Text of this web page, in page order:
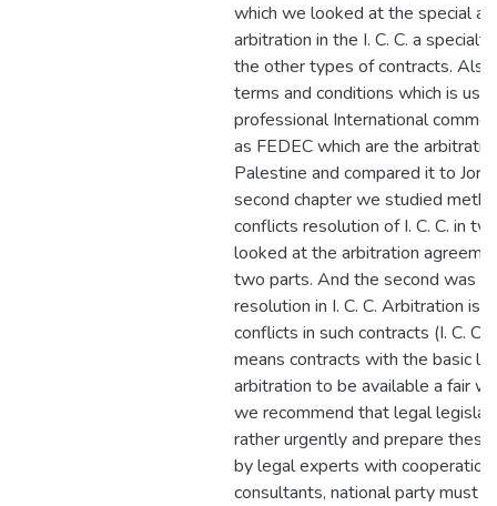
which we looked at the special
arbitration in the I. C. C. a
the other types of contracts.
terms and conditions which is
professional International
as FEDEC which are the
Palestine and compared it to
second chapter we studied
conflicts resolution of I. C. C. in
looked at the arbitration
two parts. And the second was
resolution in I. C. C. Arbitration is
conflicts in such contracts (I. C.
means contracts with the basic
arbitration to be available a fair
we recommend that legal
rather urgently and prepare
by legal experts with
consultants, national party must